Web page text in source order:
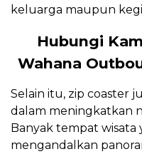
keluarga maupun
Hubungi
Wahana
Selain itu, zip coaster
dalam meningkatkan
Banyak tempat wisata
mengandalkan